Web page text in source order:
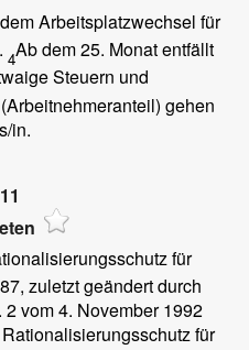
Arbeitsplatzwechsel für
4Ab dem 25. Monat entfällt
Steuern und
gehen
in.
für
zuletzt geändert durch
vom 4. November 1992
für